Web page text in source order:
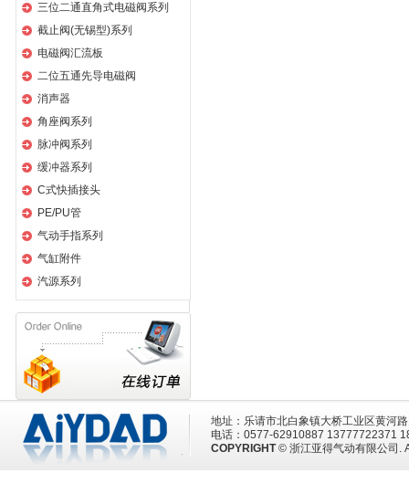
三位二通直角式电磁阀系列
截止阀(无锡型)系列
电磁阀汇流板
二位五通先导电磁阀
消声器
角座阀系列
脉冲阀系列
缓冲器系列
C式快插接头
PE/PU管
气动手指系列
气缸附件
汽源系列
地址：乐请市北白象镇大桥工业区黄河
电话：0577-62910887
COPYRIGHT© 浙江亚得气动有限公